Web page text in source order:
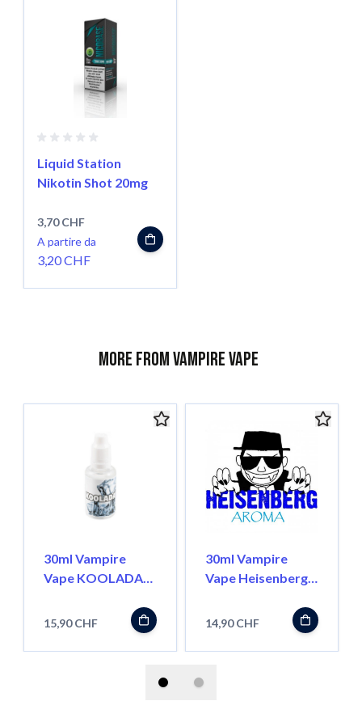
Liquid Station
Nikotin Shot 20mg
3,70 CHF
A partire da
3,20 CHF
More from Vampire Vape
30ml Vampire
Vape KOOLADA
15,90 CHF
30ml Vampire
Vape Heisenberg
14,90 CHF